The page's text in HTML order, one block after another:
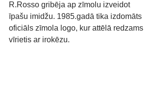
R.Rosso gribēja ap zīmolu izveidot
īpašu imidžu. 1985.gadā tika izdomāts
oficiāls zīmola logo, kur attēlā redzams
vīrietis ar irokēzu.